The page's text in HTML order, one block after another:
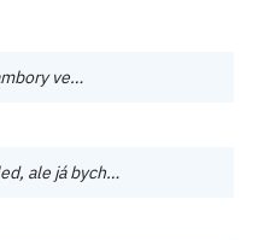
ve…
ale já bych…